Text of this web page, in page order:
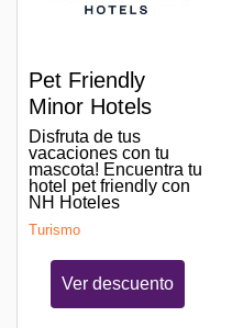
Pet Friendly
Minor Hotels
Disfruta de tus
vacaciones con tu
mascota! Encuentra tu
hotel pet friendly con
NH Hoteles
Turismo
Ver descuento